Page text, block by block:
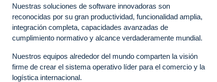
Nuestras soluciones de software innovadoras son
reconocidas por su gran productividad, funcionalidad amplia,
integración completa, capacidades avanzadas de
cumplimiento normativo y alcance verdaderamente mundial.
Nuestros equipos alrededor del mundo comparten la visión
firme de crear el sistema operativo líder para el comercio y la
logística internacional.